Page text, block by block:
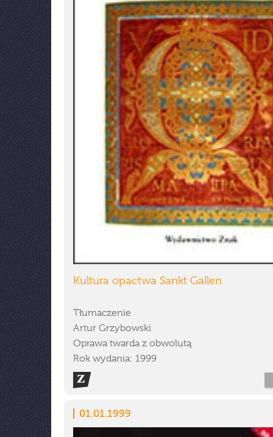
Kultura opactwa Sankt Gallen
Tłumaczenie
Artur Grzybowski
Oprawa twarda z obwolutą
Rok wydania: 1999
01.01.1999